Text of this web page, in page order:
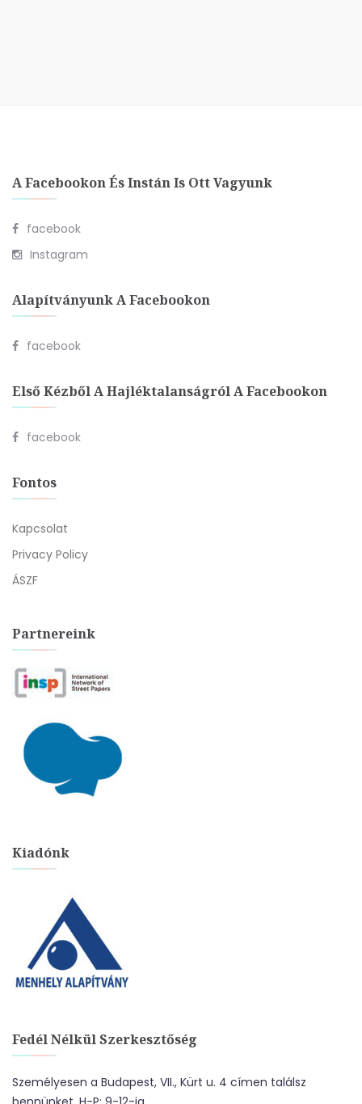
A Facebookon És Instán Is Ott Vagyunk
facebook
Instagram
Alapítványunk A Facebookon
facebook
Első Kézből A Hajléktalanságról A Facebookon
facebook
Fontos
Kapcsolat
Privacy Policy
ÁSZF
Partnereink
Kiadónk
Fedél Nélkül Szerkesztőség
Személyesen a Budapest, VII., Kürt u. 4 címen találsz